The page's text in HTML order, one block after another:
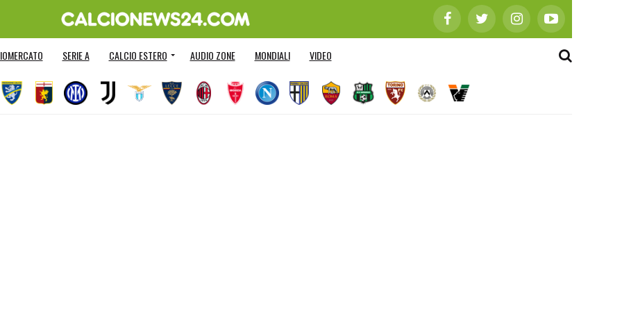
SERIE A CALCIO ESTERO AUDIO ZONE MONDIALI VIDEO